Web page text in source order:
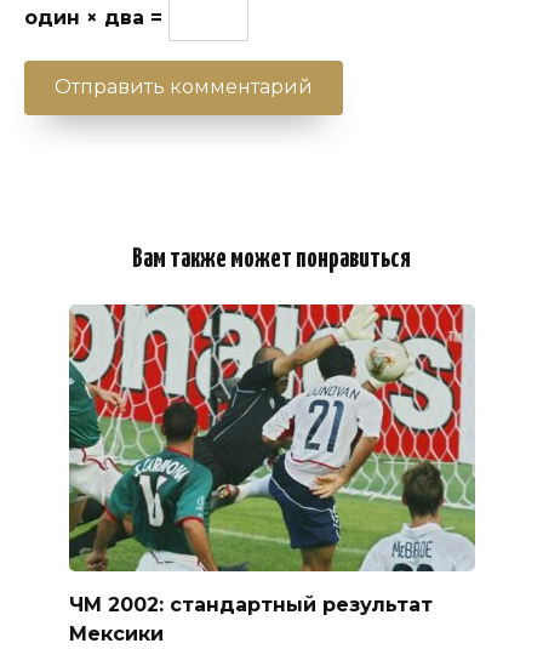
один × два =
Вам также может понравиться
ЧМ 2002: стандартный результат
Мексики